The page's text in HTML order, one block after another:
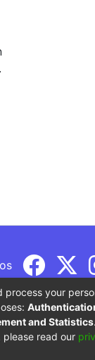
Ministerio de
process your
and Statistics.
please read our